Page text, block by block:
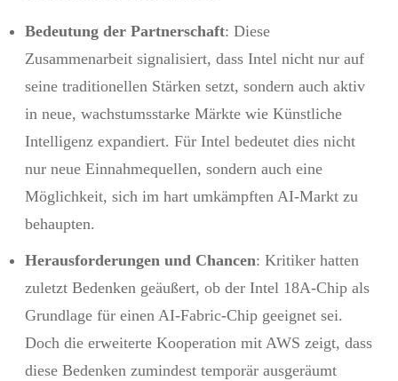
Bedeutung der Partnerschaft: Diese
Zusammenarbeit signalisiert, dass Intel nicht nur auf
seine traditionellen Stärken setzt, sondern auch aktiv
in neue, wachstumsstarke Märkte wie Künstliche
Intelligenz expandiert. Für Intel bedeutet dies nicht
nur neue Einnahmequellen, sondern auch eine
Möglichkeit, sich im hart umkämpften AI-Markt zu
behaupten.
Herausforderungen und Chancen: Kritiker hatten
zuletzt Bedenken geäußert, ob der Intel 18A-Chip als
Grundlage für einen AI-Fabric-Chip geeignet sei.
Doch die erweiterte Kooperation mit AWS zeigt, dass
diese Bedenken zumindest temporär ausgeräumt